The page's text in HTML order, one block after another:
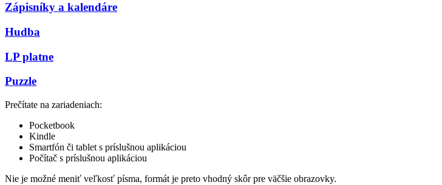
Zápisníky a kalendáre
Hudba
LP platne
Puzzle
Prečítate na zariadeniach:
Pocketbook
Kindle
Smartfón či tablet s príslušnou aplikáciou
Počítač s príslušnou aplikáciou
Nie je možné meniť veľkosť písma, formát je preto vhodný skôr pre väčšie obrazovky.